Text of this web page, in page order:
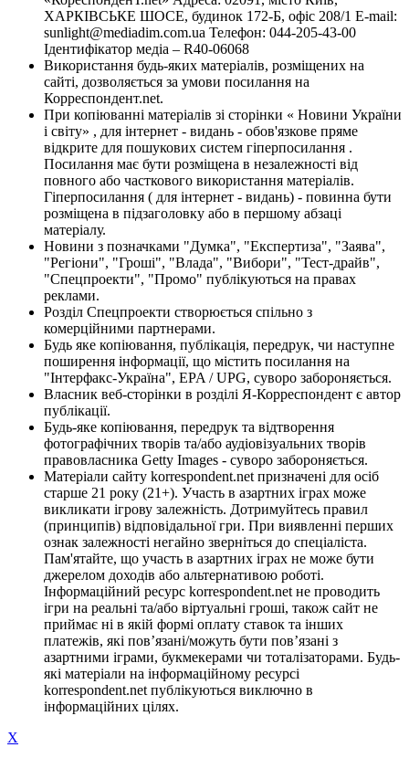
ХАРКІВСЬКЕ ШОСЕ, будинок 172-Б, офіс 208/1 E-mail:
sunlight@mediadim.com.ua Телефон: 044-205-43-00
Ідентифікатор медіа – R40-06068
Використання будь-яких матеріалів, розміщених на
сайті, дозволяється за умови посилання на
Корреспондент.net.
При копіюванні матеріалів зі сторінки « Новини України
і світу» , для інтернет - видань - обов'язкове пряме
відкрите для пошукових систем гіперпосилання .
Посилання має бути розміщена в незалежності від
повного або часткового використання матеріалів.
Гіперпосилання ( для інтернет - видань) - повинна бути
розміщена в підзаголовку або в першому абзаці
матеріалу.
Новини з позначками "Думка", "Експертиза", "Заява",
"Регіони", "Гроші", "Влада", "Вибори", "Тест-драйв",
"Спецпроекти", "Промо" публікуються на правах
реклами.
Розділ Спецпроекти створюється спільно з
комерційними партнерами.
Будь яке копіювання, публікація, передрук, чи наступне
поширення інформації, що містить посилання на
"Інтерфакс-Україна", EPA / UPG, суворо забороняється.
Власник веб-сторінки в розділі Я-Корреспондент є автор
публікації.
Будь-яке копіювання, передрук та відтворення
фотографічних творів та/або аудіовізуальних творів
правовласника Getty Images - суворо забороняється.
Матеріали сайту korrespondent.net призначені для осіб
старше 21 року (21+). Участь в азартних іграх може
викликати ігрову залежність. Дотримуйтесь правил
(принципів) відповідальної гри. При виявленні перших
ознак залежності негайно зверніться до спеціаліста.
Пам'ятайте, що участь в азартних іграх не може бути
джерелом доходів або альтернативою роботі.
Інформаційний ресурс korrespondent.net не проводить
ігри на реальні та/або віртуальні гроші, також сайт не
приймає ні в якій формі оплату ставок та інших
платежів, які пов’язані/можуть бути пов’язані з
азартними іграми, букмекерами чи тоталізаторами. Будь-
які матеріали на інформаційному ресурсі
korrespondent.net публікуються виключно в
інформаційних цілях.
X